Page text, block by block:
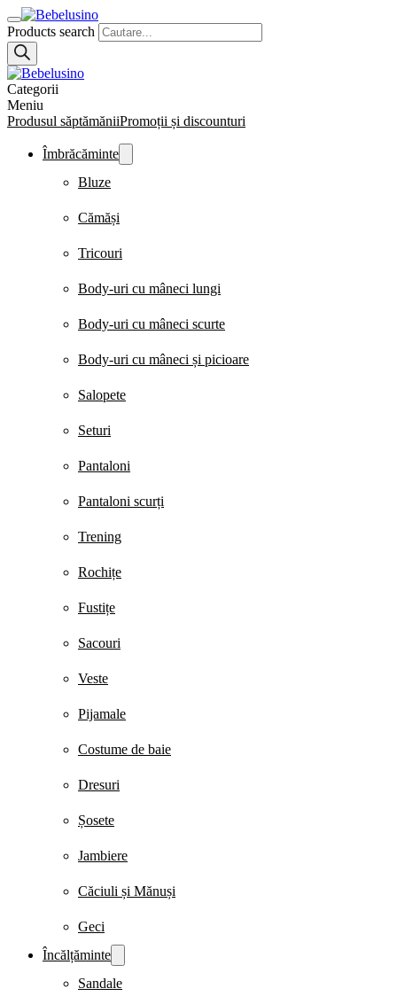
Products search
Categorii
Meniu
Produsul săptămăniiPromoții și discounturi
Îmbrăcăminte
Bluze
Cămăși
Tricouri
Body-uri cu mâneci lungi
Body-uri cu mâneci scurte
Body-uri cu mâneci și picioare
Salopete
Seturi
Pantaloni
Pantaloni scurți
Trening
Rochițe
Fustițe
Sacouri
Veste
Pijamale
Costume de baie
Dresuri
Șosete
Jambiere
Căciuli și Mănuși
Geci
Încălțăminte
Sandale